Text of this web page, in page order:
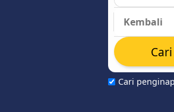
Cari
Cari